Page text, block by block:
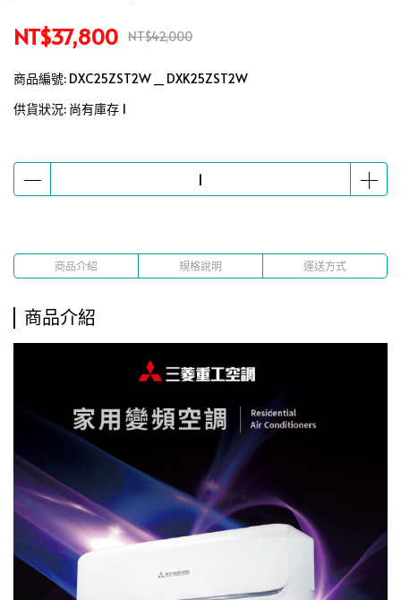
NT$37,800 NT$42,000
商品編號: DXC25ZST2W _ DXK25ZST2W
供貨狀況: 尚有庫存 1
商品介紹 規格說明 運送方式
商品介紹